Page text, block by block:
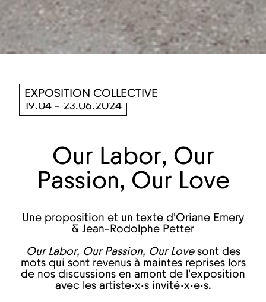
EXPOSITION COLLECTIVE
19.04 - 23.06.2024
Our Labor, Our
Passion, Our Love
Une proposition et un texte d'Oriane Emery
& Jean-Rodolphe Petter
Our Labor, Our Passion, Our Love sont des
mots qui sont revenus à maintes reprises lors
de nos discussions en amont de l’exposition
avec les artiste·x·s invité·x·e·s.